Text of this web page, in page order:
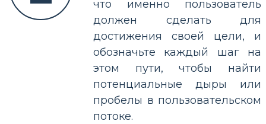
что именно пользователь
должен сделать для
достижения своей цели, и
обозначьте каждый шаг на
этом пути, чтобы найти
потенциальные дыры или
пробелы в пользовательском
потоке.